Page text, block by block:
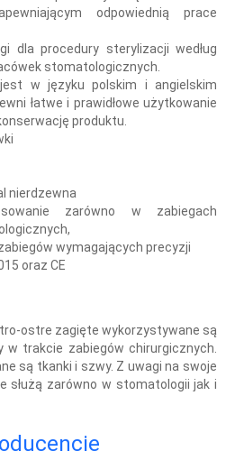
odpowiednią prace
dla procedury sterylizacji według
stomatologicznych.
w języku polskim i angielskim
łatwe i prawidłowe użytkowanie
produktu.
nierdzewna
zarówno w zabiegach
wymagających precyzji
oraz CE
ostre zagięte wykorzystywane są
w trakcie zabiegów chirurgicznych.
są tkanki i szwy. Z uwagi na swoje
służą zarówno w stomatologii jak i